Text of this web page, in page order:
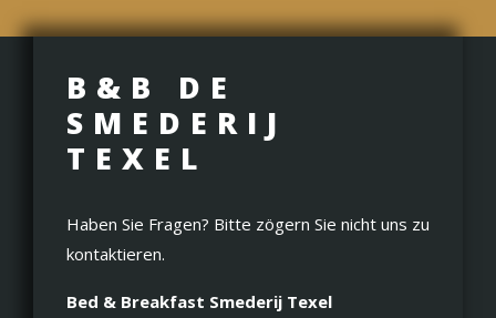
B&B DE
SMEDERIJ
TEXEL
Haben Sie Fragen? Bitte zögern Sie nicht uns zu
kontaktieren.
Bed & Breakfast Smederij Texel